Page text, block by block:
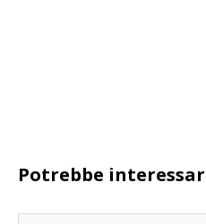
Potrebbe